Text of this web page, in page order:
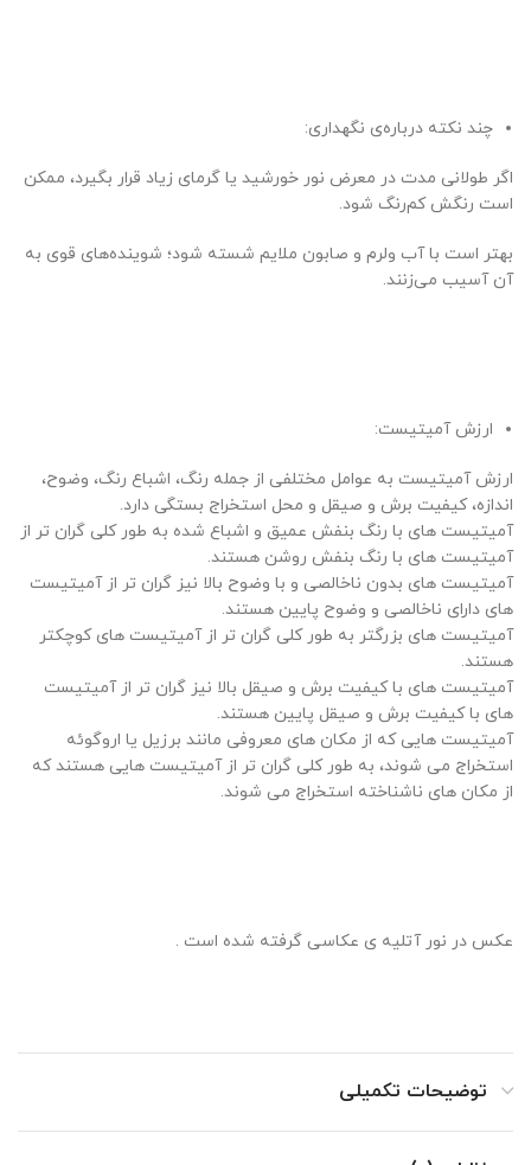
چند نکته درباره‌ی نگهداری:
اگر طولانی مدت در معرض نور خورشید یا گرمای زیاد قرار بگیرد، ممکن
است رنگش کم‌رنگ شود.
بهتر است با آب ولرم و صابون ملایم شسته شود؛ شوینده‌های قوی به
آن آسیب می‌زنند.
ارزش آمیتیست:
ارزش آمیتیست به عوامل مختلفی از جمله رنگ، اشباع رنگ، وضوح،
اندازه، کیفیت برش و صیقل و محل استخراج بستگی دارد.
آمیتیست های با رنگ بنفش عمیق و اشباع شده به طور کلی گران تر از
آمیتیست های با رنگ بنفش روشن هستند.
آمیتیست های بدون ناخالصی و با وضوح بالا نیز گران تر از آمیتیست
های دارای ناخالصی و وضوح پایین هستند.
آمیتیست های بزرگتر به طور کلی گران تر از آمیتیست های کوچکتر
هستند.
آمیتیست های با کیفیت برش و صیقل بالا نیز گران تر از آمیتیست
های با کیفیت برش و صیقل پایین هستند.
آمیتیست هایی که از مکان های معروفی مانند برزیل یا اروگوئه
استخراج می شوند، به طور کلی گران تر از آمیتیست هایی هستند که
از مکان های ناشناخته استخراج می شوند.
عکس در نور آتلیه ی عکاسی گرفته شده است .
توضیحات تکمیلی